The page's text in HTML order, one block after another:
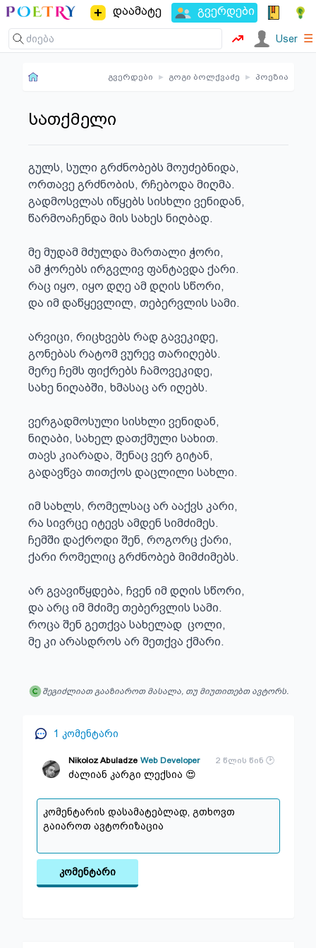
დაამატე გვერდები
User ☰
გვერდები ▸ გოგი ბოლქვაძე ▸ პოეზია
სათქმელი
გულს, სული გრძნობებს მოუძებნიდა,
ორთავე გრძნობის, რჩებოდა მიღმა.
გადმოსვლას იწყებს სისხლი ვენიდან,
წარმოაჩენდა მის სახეს ნიღბად.
მე მუდამ მძულდა მართალი ჭორი,
ამ ჭორებს ირგვლივ ფანტავდა ქარი.
რაც იყო, იყო დღე ამ დღის სწორი,
და იმ დაწყევლილ, თებერვლის სამი.
არვიცი, რიცხვებს რად გავეკიდე,
გონებას რატომ ვურევ თარიღებს.
მერე ჩემს ფიქრებს ჩამოვეკიდე,
სახე ნიღაბში, ხმასაც არ იღებს.
ვერგადმოსული სისხლი ვენიდან,
ნიღაბი, სახელ დათქმული სახით.
თავს კიარადა, შენაც ვერ გიტან,
გადავწვა თითქოს დაცლილი სახლი.
იმ სახლს, რომელსაც არ ააქვს კარი,
რა სივრცე იტევს ამდენ სიმძიმეს.
ჩემში დაქროდი შენ, როგორც ქარი,
ქარი რომელიც გრძნობებ მიმძიმებს.
არ გვავიწყდება, ჩვენ იმ დღის სწორი,
და არც იმ მძიმე თებერვლის სამი.
როცა შენ გეთქვა სახელად  ცოლი,
მე კი არასდროს არ მეთქვა ქმარი.
შეგიძლიათ გააზიაროთ მასალა, თუ მიუთითებთ ავტორს.
1 კომენტარი
Nikoloz Abuladze Web Developer 2 წლის წინ
ძალიან კარგი ლექსია 😍
კომენტარი